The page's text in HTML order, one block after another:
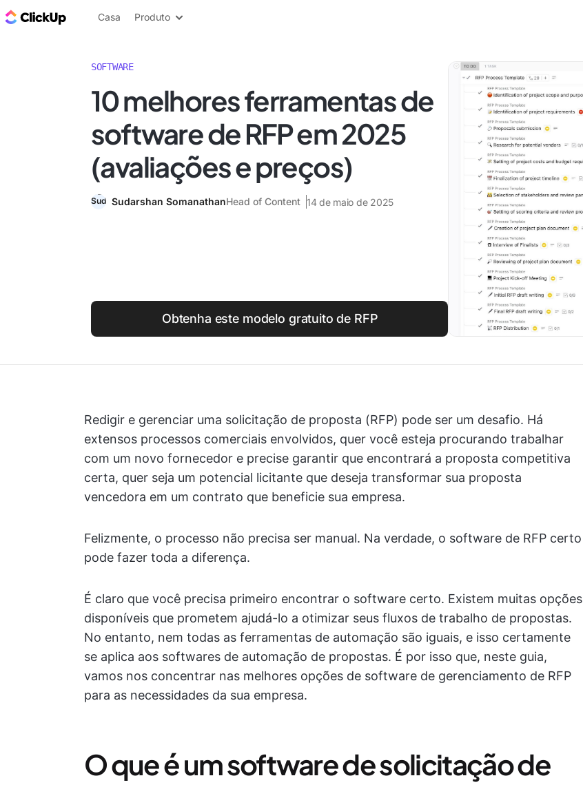
ClickUp Blogue
Casa Produto
SOFTWARE
10 melhores ferramentas de
software de RFP em 2025
(avaliações e preços)
Sudarshan SomanathanHead of Content 14 de maio de 2025
Obtenha este modelo gratuito de RFP
Redigir e gerenciar uma solicitação de proposta (RFP) pode ser um desafio. Há
extensos processos comerciais envolvidos, quer você esteja procurando trabalhar
com um novo fornecedor e precise garantir que encontrará a proposta competitiva
certa, quer seja um potencial licitante que deseja transformar sua proposta
vencedora em um contrato que beneficie sua empresa.
Felizmente, o processo não precisa ser manual. Na verdade, o software de RFP certo
pode fazer toda a diferença.
É claro que você precisa primeiro encontrar o software certo. Existem muitas opções
disponíveis que prometem ajudá-lo a otimizar seus fluxos de trabalho de propostas.
No entanto, nem todas as ferramentas de automação são iguais, e isso certamente
se aplica aos softwares de automação de propostas. É por isso que, neste guia,
vamos nos concentrar nas melhores opções de software de gerenciamento de RFP
para as necessidades da sua empresa.
O que é um software de solicitação de